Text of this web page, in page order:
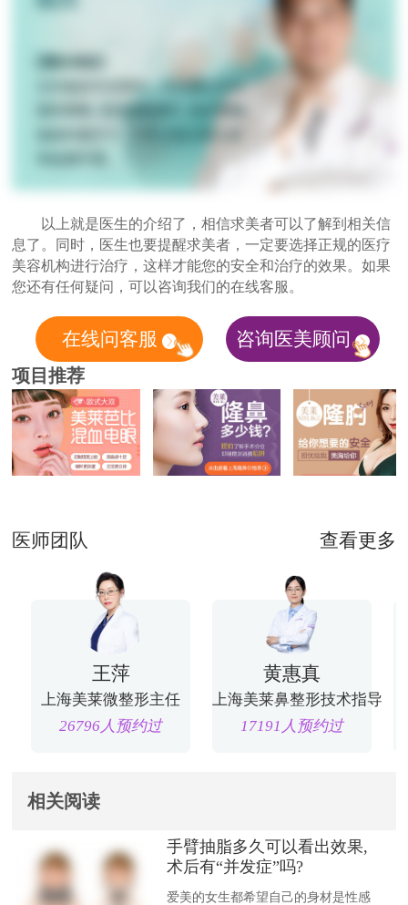
以上就是医生的介绍了，相信求美者可以了解到相关信
息了。同时，医生也要提醒求美者，一定要选择正规的医疗
美容机构进行治疗，这样才能您的安全和治疗的效果。如果
您还有任何疑问，可以咨询我们的在线客服。
在线问客服 咨询医美顾问
项目推荐
医师团队 查看更多
王萍
上海美莱微整形主任
26796人预约过
黄惠真
上海美莱鼻整形技术指导
17191人预约过
相关阅读
手臂抽脂多久可以看出效果,
术后有“并发症”吗?
爱美的女生都希望自己的身材是性感